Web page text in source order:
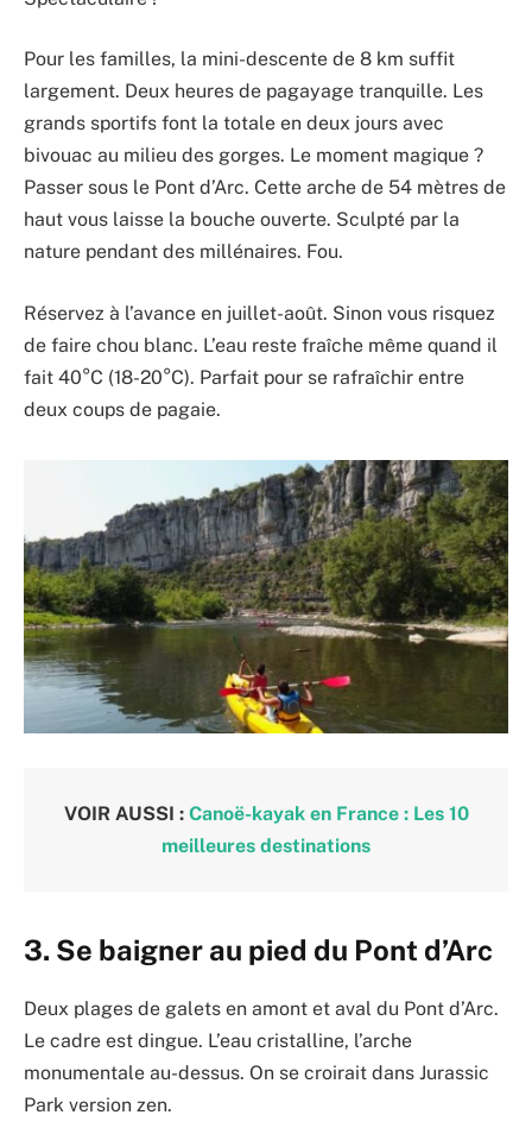
Pour les familles, la mini-descente de 8 km suffit
largement. Deux heures de pagayage tranquille. Les
grands sportifs font la totale en deux jours avec
bivouac au milieu des gorges. Le moment magique ?
Passer sous le Pont d’Arc. Cette arche de 54 mètres de
haut vous laisse la bouche ouverte. Sculpté par la
nature pendant des millénaires. Fou.
Réservez à l’avance en juillet-août. Sinon vous risquez
de faire chou blanc. L’eau reste fraîche même quand il
fait 40°C (18-20°C). Parfait pour se rafraîchir entre
deux coups de pagaie.
VOIR AUSSI : Canoë-kayak en France : Les 10
meilleures destinations
3. Se baigner au pied du Pont d’Arc
Deux plages de galets en amont et aval du Pont d’Arc.
Le cadre est dingue. L’eau cristalline, l’arche
monumentale au-dessus. On se croirait dans Jurassic
Park version zen.